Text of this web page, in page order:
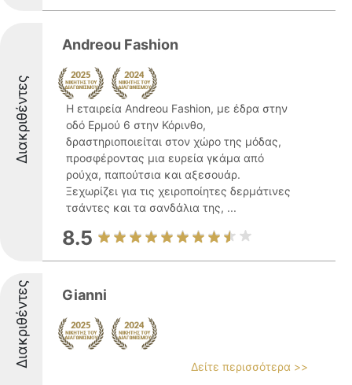
Διακριθέντες
Andreou Fashion
Η εταιρεία Andreou Fashion, με έδρα στην
οδό Ερμού 6 στην Κόρινθο,
δραστηριοποιείται στον χώρο της μόδας,
προσφέροντας μια ευρεία γκάμα από
ρούχα, παπούτσια και αξεσουάρ.
Ξεχωρίζει για τις χειροποίητες δερμάτινες
τσάντες και τα σανδάλια της, ...
8.5
Διακριθέντες Gianni
Δείτε περισσότερα >>